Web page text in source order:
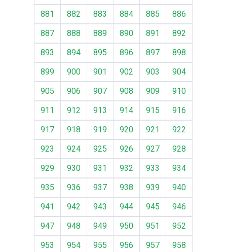
881
882 883 884 885
886
887
888 889 890 891
892
893
894 895 896 897
898
899
900 901 902 903
904
905
906 907 908 909
910
911
912 913 914 915
916
917
918 919 920 921
922
923
924 925 926 927
928
929
930 931 932 933
934
935
936 937 938 939
940
941
942 943 944 945
946
947
948 949 950 951
952
953
954 955 956 957
958